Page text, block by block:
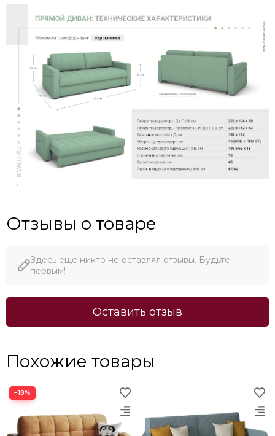
Отзывы о товаре
Здесь еще никто не оставлял отзывы. Будьте
первым!
Оставить отзыв
Похожие товары
−18%